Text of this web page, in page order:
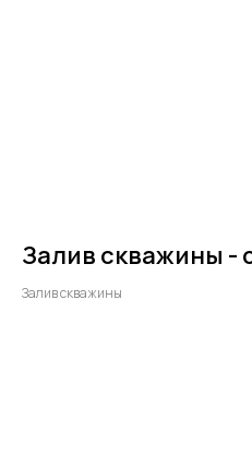
Залив скважины -
Залив скважины